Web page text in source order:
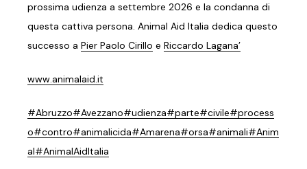
prossima udienza a settembre 2026 e la condanna di
questa cattiva persona. Animal Aid Italia dedica questo
successo a Pier Paolo Cirillo e Riccardo Lagana’
www.animalaid.it
#Abruzzo#Avezzano#udienza#parte#civile#process
o#contro#animalicida#Amarena#orsa#animali#Anim
al#AnimalAidItalia